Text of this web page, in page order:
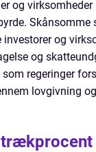
og virksomheder
Skånsomme
og
og
som regeringer
lovgivning